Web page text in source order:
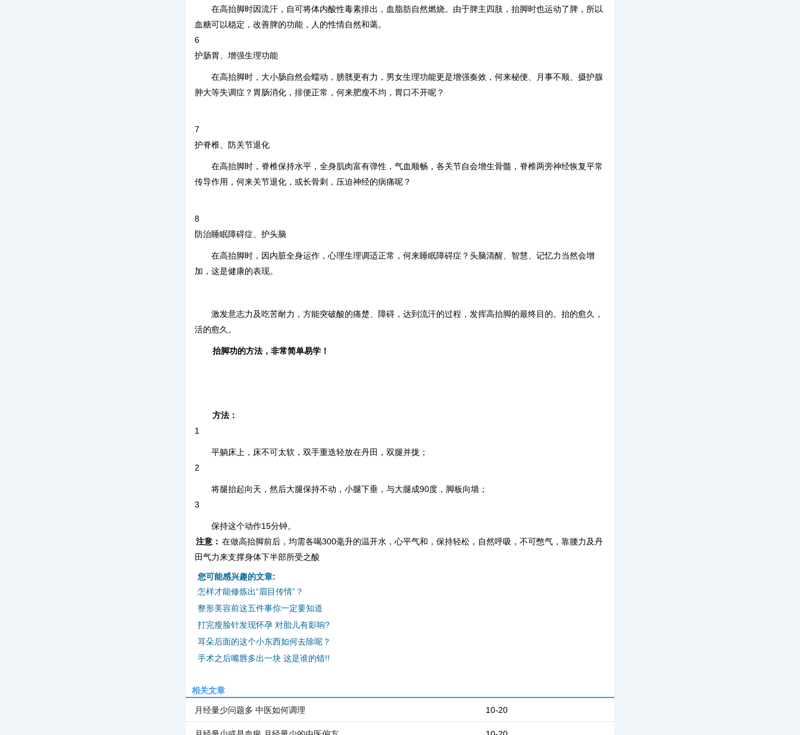
在高抬脚时因流汗，自可将体内酸性毒素排出，血脂肪自然燃烧。由于脾主四肢，抬脚时也运动了脾，所以
血糖可以稳定，改善脾的功能，人的性情自然和蔼。
6
护肠胃、增强生理功能
在高抬脚时，大小肠自然会蠕动，膀胱更有力，男女生理功能更是增强奏效，何来秘便、月事不顺、摄护腺
肿大等失调症？胃肠消化，排便正常，何来肥瘦不均，胃口不开呢？
7
护脊椎、防关节退化
在高抬脚时，脊椎保持水平，全身肌肉富有弹性，气血顺畅，各关节自会增生骨髓，脊椎两旁神经恢复平常
传导作用，何来关节退化，或长骨刺，压迫神经的病痛呢？
8
防治睡眠障碍症、护头脑
在高抬脚时，因内脏全身运作，心理生理调适正常，何来睡眠障碍症？头脑清醒、智慧、记忆力当然会增
加，这是健康的表现。
激发意志力及吃苦耐力，方能突破酸的痛楚、障碍，达到流汗的过程，发挥高抬脚的最终目的。抬的愈久，
活的愈久。
抬脚功的方法，非常简单易学！
方法：
1
平躺床上，床不可太软，双手重迭轻放在丹田，双腿并拢；
2
将腿抬起向天，然后大腿保持不动，小腿下垂，与大腿成90度，脚板向墙；
3
保持这个动作15分钟。
注意： 在做高抬脚前后，均需各喝300毫升的温开水，心平气和，保持轻松，自然呼吸，不可憋气，靠腰力及丹
田气力来支撑身体下半部所受之酸
您可能感兴趣的文章:
怎样才能修炼出“眉目传情”？
整形美容前这五件事你一定要知道
打完瘦脸针发现怀孕 对胎儿有影响?
耳朵后面的这个小东西如何去除呢？
手术之后嘴唇多出一块 这是谁的错!!
相关文章
10-20
月经量少问题多 中医如何调理